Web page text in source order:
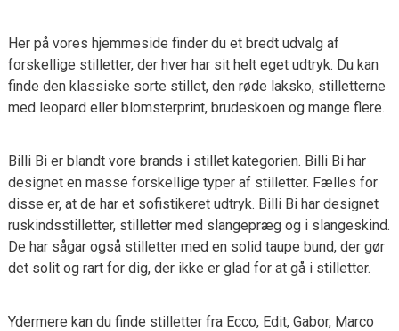
Her på vores hjemmeside finder du et bredt udvalg af
forskellige stilletter, der hver har sit helt eget udtryk. Du kan
finde den klassiske sorte stillet, den røde laksko, stilletterne
med leopard eller blomsterprint, brudeskoen og mange flere.
Billi Bi er blandt vore brands i stillet kategorien. Billi Bi har
designet en masse forskellige typer af stilletter. Fælles for
disse er, at de har et sofistikeret udtryk. Billi Bi har designet
ruskindsstilletter, stilletter med slangepræg og i slangeskind.
De har sågar også stilletter med en solid taupe bund, der gør
det solit og rart for dig, der ikke er glad for at gå i stilletter.
Ydermere kan du finde stilletter fra Ecco, Edit, Gabor, Marco